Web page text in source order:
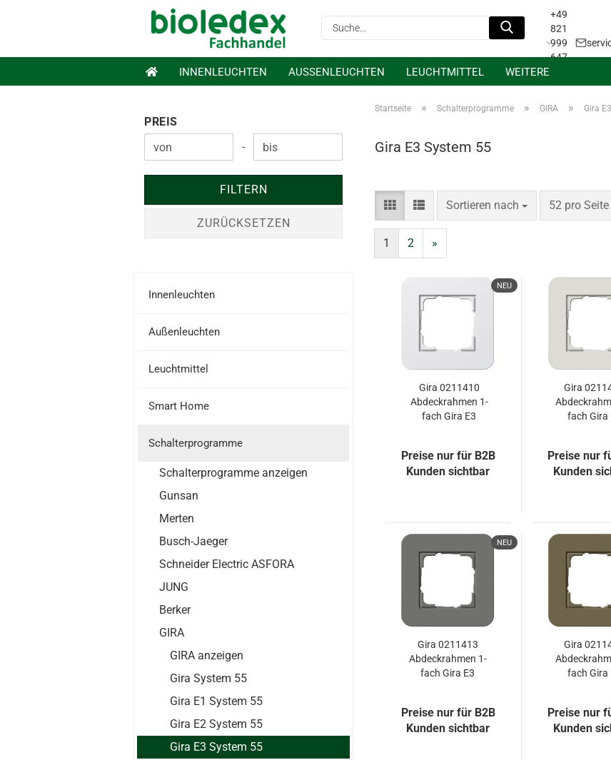
Suche...
+49
821
999
647
Lichtplanung
INNENLEUCHTEN AUSSENLEUCHTEN LEUCHTMITTEL WEITERE
Startseite » Schalterprogramme » GIRA » Gira
Gira E3 System 55
Sortieren nach
Sortieren nach 52 pro Seite
pro Seite
1 2 »
NEU
Gira 0211410
Abdeckrahmen 1-
fach Gira E3
Preise nur für B2B
Kunden sichtbar
Gira
fach Gira
Preise nur
Kunden
NEU
Gira 0211413
Abdeckrahmen 1-
fach Gira E3
Preise nur für B2B
Kunden sichtbar
Gira
fach Gira
Preise nur
Kunden
PREIS
PREIS
Preis bis
-
FILTERN
ZURÜCKSETZEN
Innenleuchten
Außenleuchten
Leuchtmittel
Smart Home
Schalterprogramme
Schalterprogramme anzeigen
Gunsan
Merten
Busch-Jaeger
Schneider Electric ASFORA
JUNG
Berker
GIRA
GIRA anzeigen
Gira System 55
Gira E1 System 55
Gira E2 System 55
Gira E3 System 55